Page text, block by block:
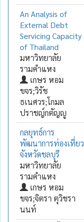
An Analysis of
External Debt
Servicing Capacity
of Thailand
มหาวิทยาลัย
รามคำแหง
เกษร หอม
ขจร;วิรัช
ธเนศวร;โกมล
ปราชญ์กตัญญู
กลยุทธ์การ
พัฒนาการท่องเที่ยว
จังหวัดชลบุรี
มหาวิทยาลัย
รามคำแหง
เกษร หอม
ขจร;จิตรา ตุวิชรา
นนท์